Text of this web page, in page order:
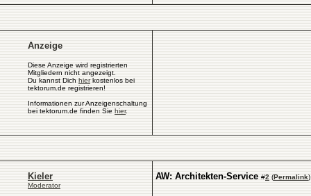
Anzeige
Diese Anzeige wird registrierten
Mitgliedern nicht angezeigt.
Du kannst Dich hierkostenlos bei
tektorum.de registrieren!
Informationen zur Anzeigenschaltung
bei tektorum.de finden Sie hier.
Kieler
Moderator
AW: Architekten-Service #2 (Permalink)